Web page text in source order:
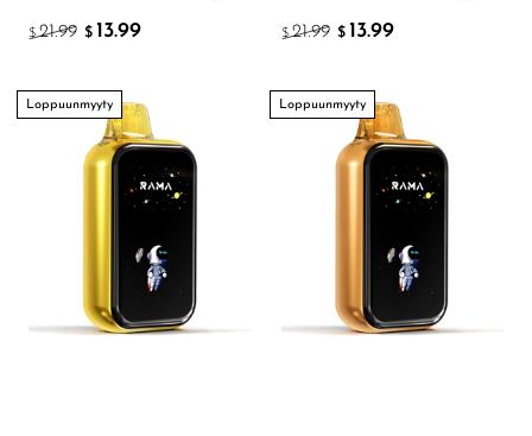
Kartel Vapes
KROS
Lost Angel
Lost Vape
Lucid Charge
$ 21.99 $ 13.99 $ 21.99 $ 13.99
Loppuunmyyty Loppuunmyyty